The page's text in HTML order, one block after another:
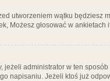
utworzeniem wątku będziesz
Możesz głosować w ankietach
administrator w ten
napisaniu. Jeżeli ktoś już